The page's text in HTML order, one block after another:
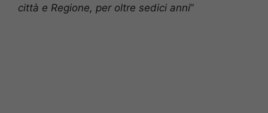
città e Regione, per oltre sedici anni”